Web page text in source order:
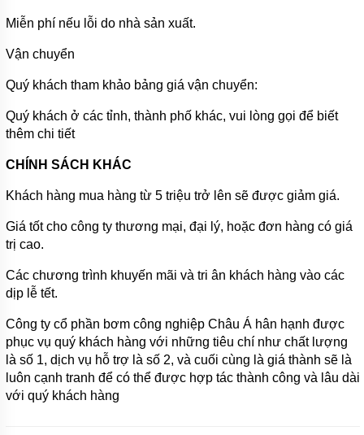
SỤC
CHÌM
MÁY
BƠM
MÁY
NƯỚC
ĐÌNH
MÁY
HÚT
CHÂN
ĐỘNG
CƠ
MÁY
BƠM TỰ
MỒI
QEEHUA-
CHINA
Miễn phí nếu lỗi do nhà sản xuất.
Vận chuyển
Quý khách tham khảo bảng giá vận chuyển:
Quý khách ở các tỉnh, thành phố khác, vui lòng gọi để biết
thêm chi tiết
CHÍNH SÁCH KHÁC
Khách hàng mua hàng từ 5 triệu trở lên sẽ được giảm giá.
Giá tốt cho công ty thương mại, đại lý, hoặc đơn hàng có giá
trị cao.
Các chương trình khuyến mãi và tri ân khách hàng vào các
dịp lễ tết.
Công ty cổ phần bơm công nghiệp Châu Á hân hạnh được
phục vụ quý khách hàng với những tiêu chí như chất lượng
là số 1, dịch vụ hỗ trợ là số 2, và cuối cùng là giá thành sẽ là
luôn cạnh tranh để có thể được hợp tác thành công và lâu dài
với quý khách hàng